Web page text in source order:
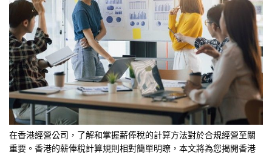
前往OneStep
在香港經營公司，了解和掌握薪俸稅的計算方法對於合規經營至關
重要。香港的薪俸稅計算規則相對簡單明瞭，本文將為您揭開香港